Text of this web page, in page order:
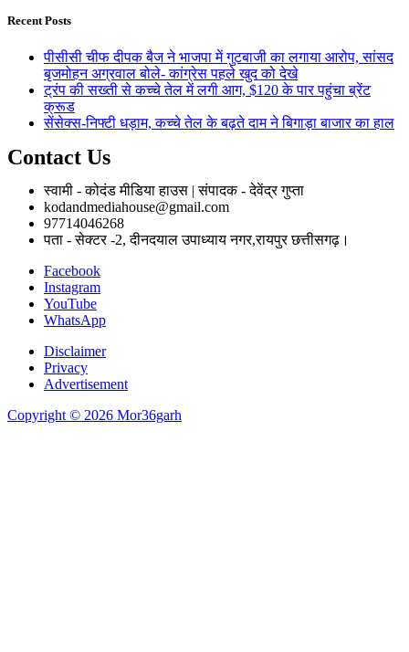
Recent Posts
पीसीसी चीफ दीपक बैज ने भाजपा में गुटबाजी का लगाया आरोप, सांसद
बृजमोहन अग्रवाल बोले- कांग्रेस पहले खुद को देखे
ट्रंप की सख्ती से कच्चे तेल में लगी आग, $120 के पार पहुंचा ब्रेंट
क्रूड
सेंसेक्स-निफ्टी धड़ाम, कच्चे तेल के बढ़ते दाम ने बिगाड़ा बाजार का हाल
Contact Us
स्वामी - कोदंड मीडिया हाउस | संपादक - देवेंद्र गुप्ता
kodandmediahouse@gmail.com
97714046268
पता - सेक्टर -2, दीनदयाल उपाध्याय नगर,रायपुर छत्तीसगढ़।
Facebook
Instagram
YouTube
WhatsApp
Disclaimer
Privacy
Advertisement
Copyright © 2026 Mor36garh